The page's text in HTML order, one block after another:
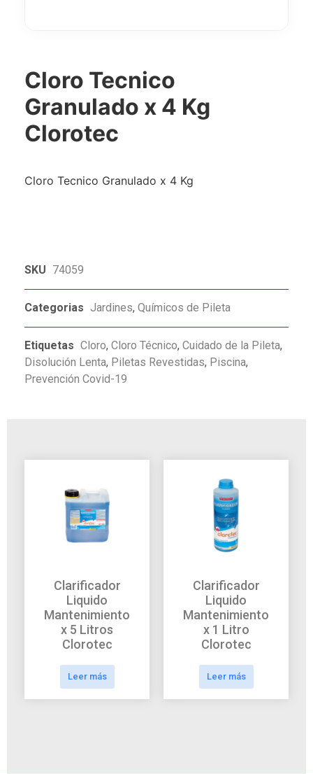
Cloro Tecnico
Granulado x 4 Kg
Clorotec
Cloro Tecnico Granulado x 4 Kg
SKU 74059
Categorias Jardines, Químicos de Pileta
Etiquetas Cloro, Cloro Técnico, Cuidado de la Pileta,
Disolución Lenta, Piletas Revestidas, Piscina,
Prevención Covid-19
Clarificador
Liquido
Mantenimiento
x 5 Litros
Clorotec
Leer más
Clarificador
Liquido
Mantenimiento
x 1 Litro
Clorotec
Leer más